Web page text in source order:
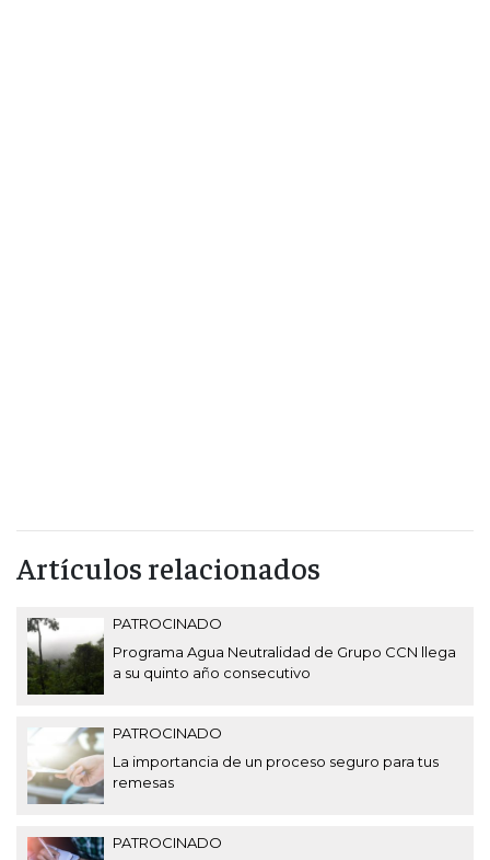
Artículos relacionados
PATROCINADO
Programa Agua Neutralidad de Grupo CCN llega
a su quinto año consecutivo
PATROCINADO
La importancia de un proceso seguro para tus
remesas
PATROCINADO